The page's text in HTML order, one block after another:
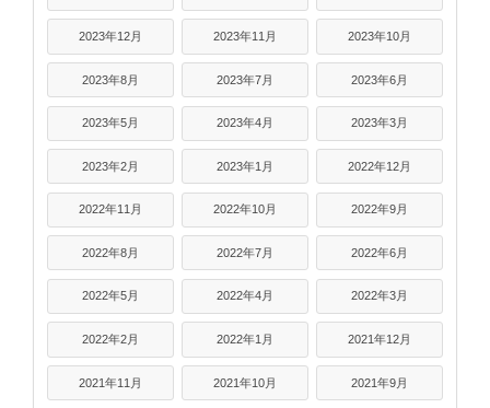
2023年12月 2023年11月 2023年10月
2023年8月 2023年7月 2023年6月
2023年5月 2023年4月 2023年3月
2023年2月 2023年1月 2022年12月
2022年11月 2022年10月 2022年9月
2022年8月 2022年7月 2022年6月
2022年5月 2022年4月 2022年3月
2022年2月 2022年1月 2021年12月
2021年11月 2021年10月 2021年9月